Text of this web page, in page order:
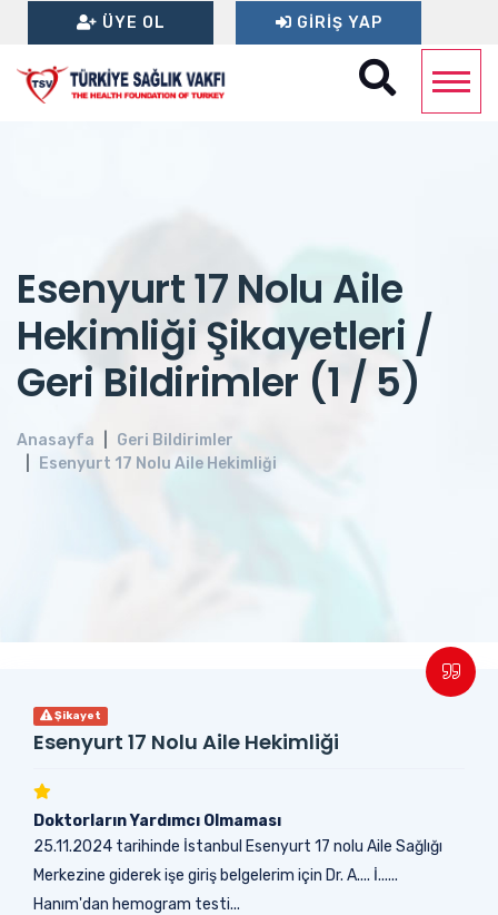
ÜYE OL GIRIŞ YAP
Esenyurt 17 Nolu Aile
Hekimliği Şikayetleri /
Geri Bildirimler (1 / 5)
Anasayfa
Geri Bildirimler
Esenyurt 17 Nolu Aile Hekimliği
Şikayet
Esenyurt 17 Nolu Aile Hekimliği
Doktorların Yardımcı Olmaması
25.11.2024 tarihinde İstanbul Esenyurt 17 nolu Aile Sağlığı
Merkezine giderek işe giriş belgelerim için Dr. A.... İ......
Hanım'dan hemogram testi...